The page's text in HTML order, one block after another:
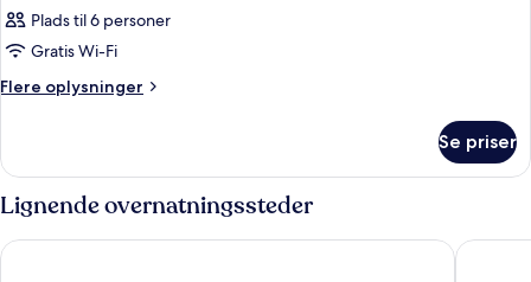
Plads til 6 personer
Gratis Wi-Fi
Flere oplysninger
Flere
Se priser
Lignende overnatningssteder
Arlo Williamsburg Moxy